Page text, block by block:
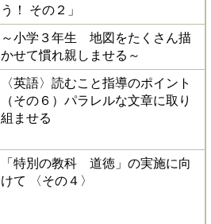
う！ その２」
～小学３年生 地図をたくさん描
かせて慣れ親しませる～
〈英語〉読むこと指導のポイント
（その６）パラレルな文章に取り
組ませる
「特別の教科 道徳」の実施に向
けて 〈その４〉